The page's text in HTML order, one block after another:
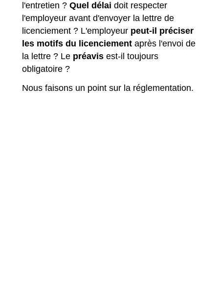
l'entretien ? Quel délai doit respecter
l'employeur avant d'envoyer la lettre de
licenciement ? L'employeur peut-il préciser
les motifs du licenciement après l'envoi de
la lettre ? Le préavis est-il toujours
obligatoire ?
Nous faisons un point sur la réglementation.